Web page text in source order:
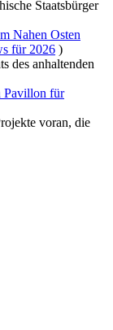
Staatsbürger
Nahen Osten
für 2026 )
des anhaltenden
Pavillon für
voran, die